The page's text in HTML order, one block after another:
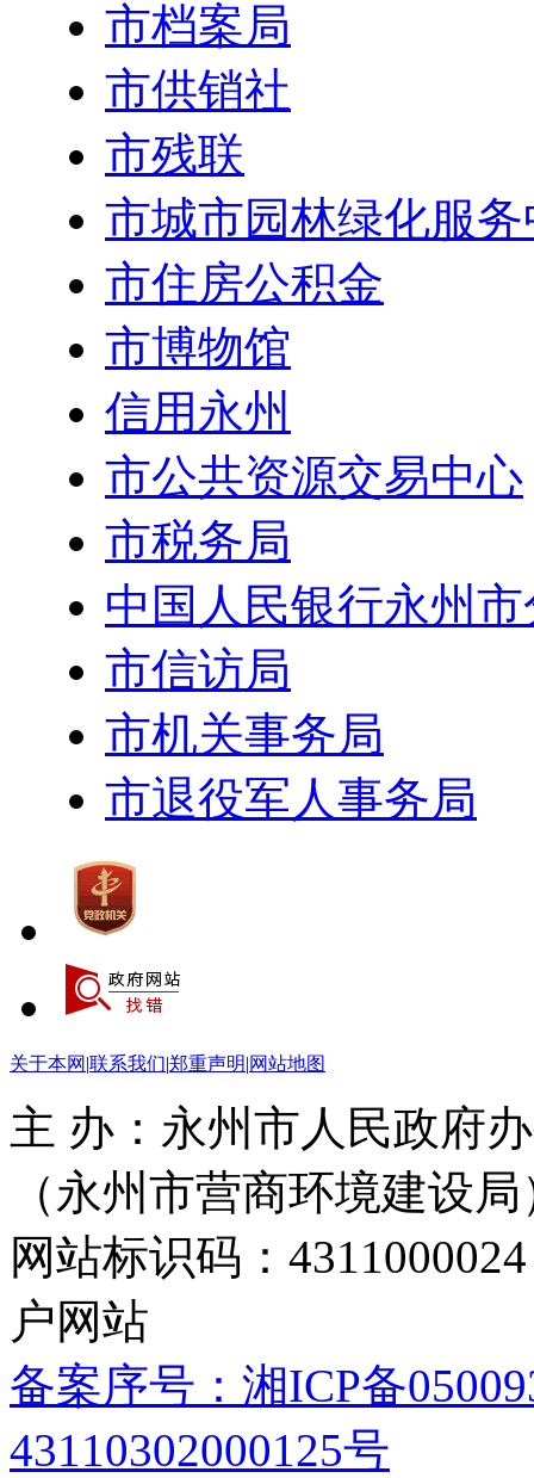
市档案局
市供销社
市残联
市城市园林绿化服
市住房公积金
市博物馆
信用永州
市公共资源交易中心
市税务局
中国人民银行永州
市信访局
市机关事务局
市退役军人事务局
关于本网 |联系我们|郑重声明|网站地图
主 办：永州市人民政府
（永州市营商环境建设局
网站标识码：
户网站
备案序号：湘ICP备
43110302000125号